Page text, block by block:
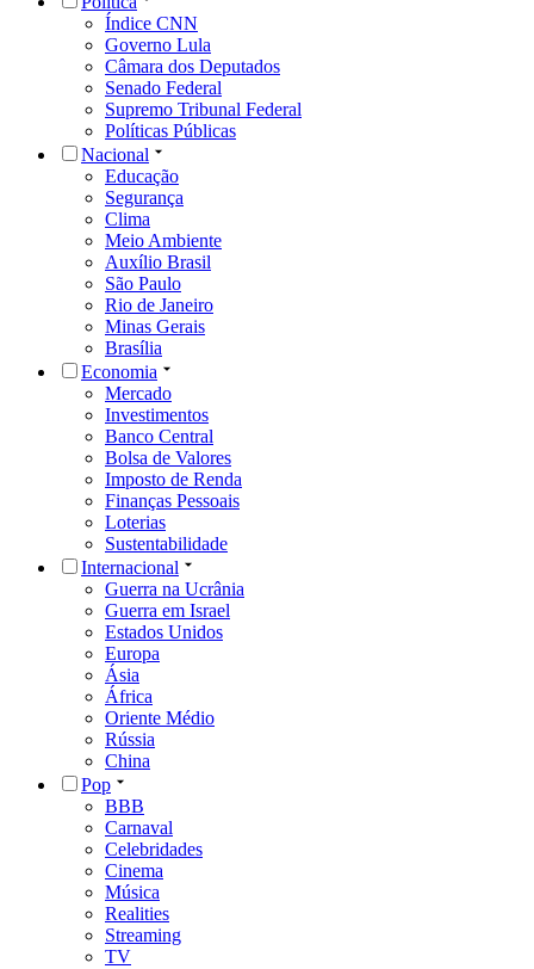
Índice CNN
Governo Lula
Câmara dos Deputados
Senado Federal
Supremo Tribunal Federal
Políticas Públicas
Nacional
Educação
Segurança
Clima
Meio Ambiente
Auxílio Brasil
São Paulo
Rio de Janeiro
Minas Gerais
Brasília
Economia
Mercado
Investimentos
Banco Central
Bolsa de Valores
Imposto de Renda
Finanças Pessoais
Loterias
Sustentabilidade
Internacional
Guerra na Ucrânia
Guerra em Israel
Estados Unidos
Europa
Ásia
África
Oriente Médio
Rússia
China
Pop
BBB
Carnaval
Celebridades
Cinema
Música
Realities
Streaming
TV